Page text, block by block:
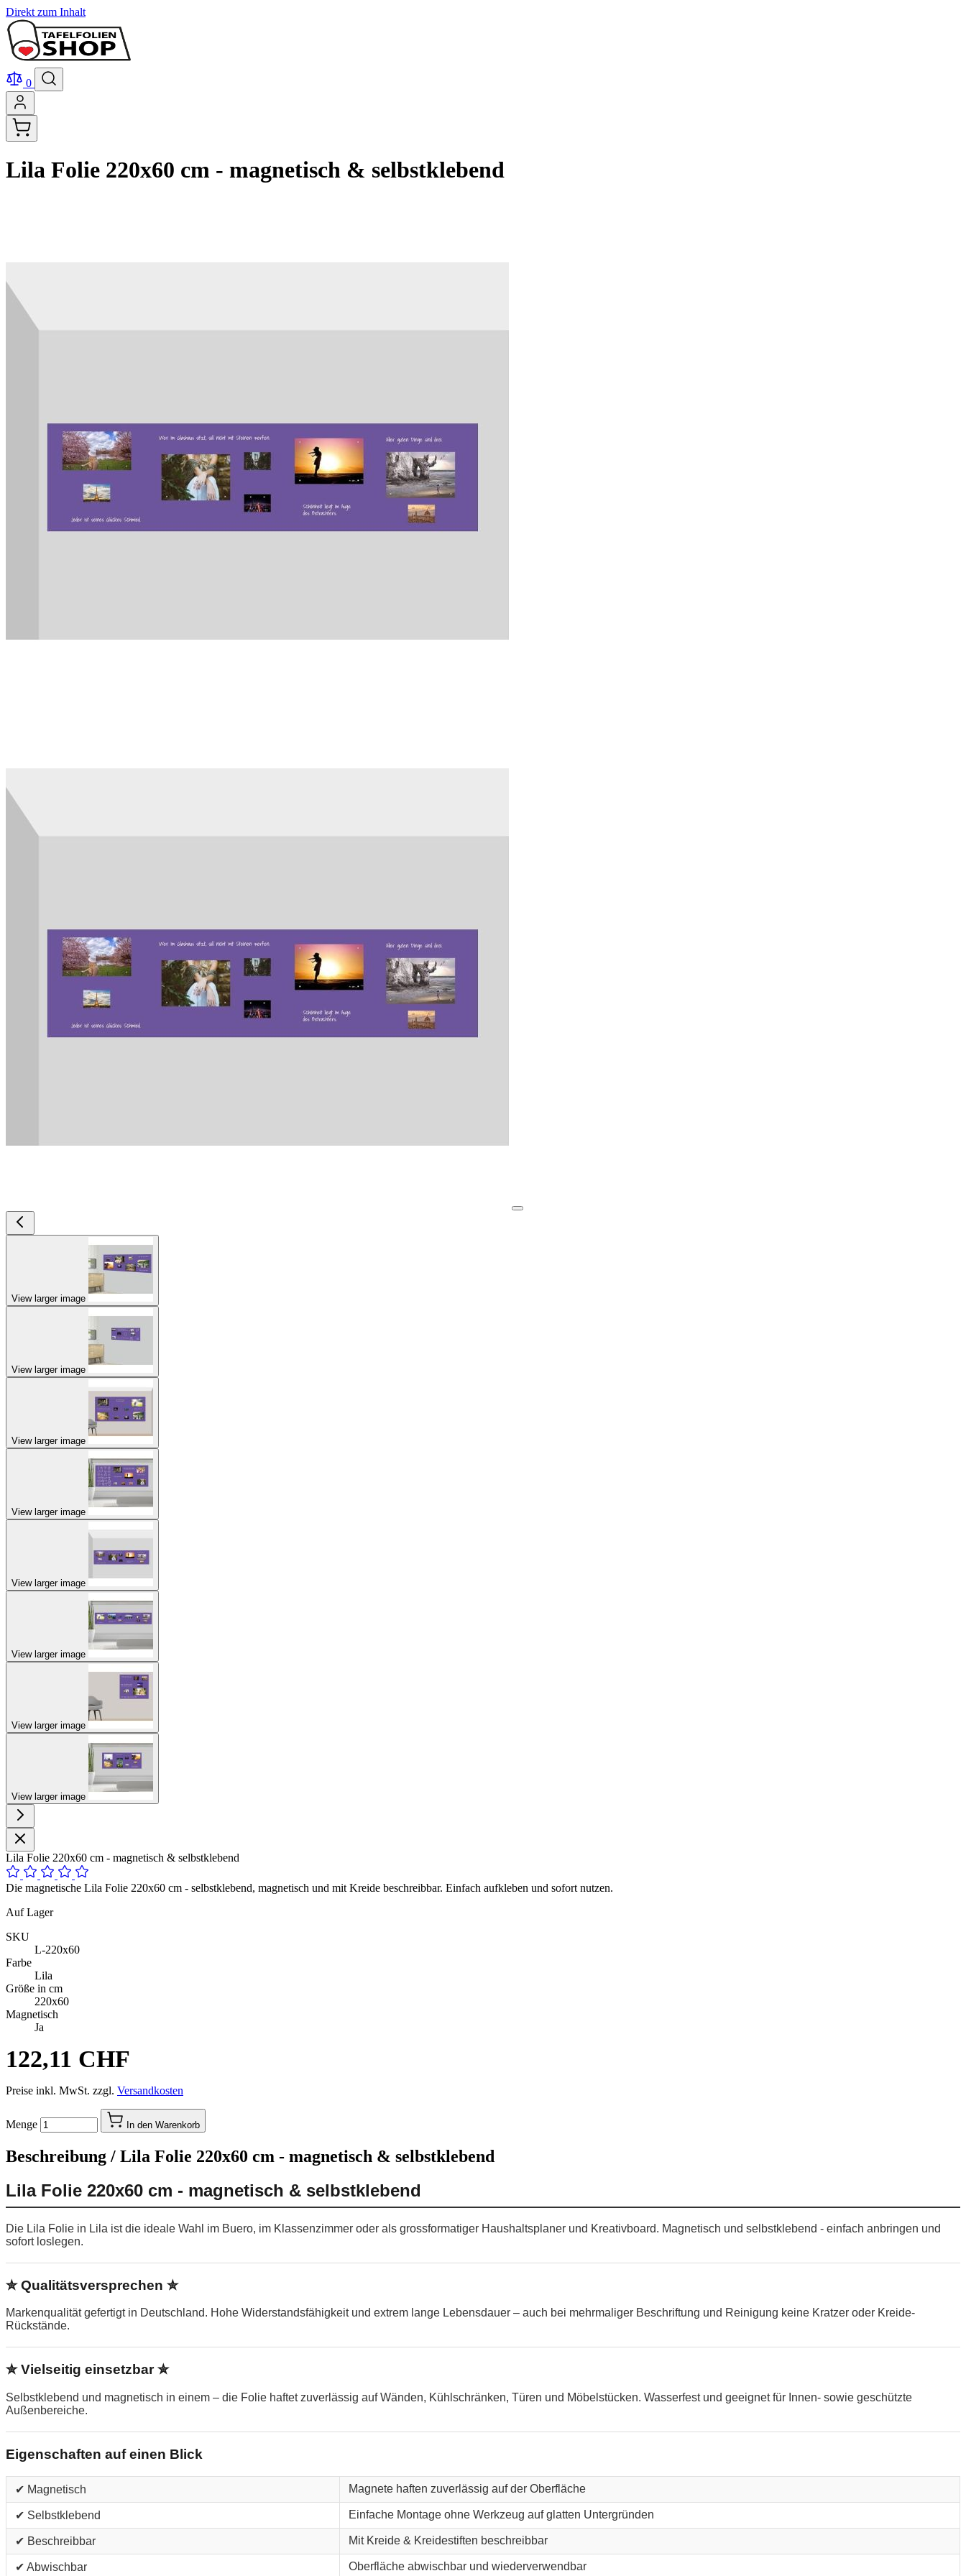
Direkt zum Inhalt
0
Lila Folie 220x60 cm - magnetisch & selbstklebend
View larger image
View larger image
View larger image
View larger image
View larger image
View larger image
View larger image
View larger image
Lila Folie 220x60 cm - magnetisch & selbstklebend
Die magnetische Lila Folie 220x60 cm - selbstklebend, magnetisch und mit Kreide beschreibbar. Einfach aufkleben und sofort nutzen.
Auf Lager
SKU
L-220x60
Farbe
Lila
Größe in cm
220x60
Magnetisch
Ja
122,11 CHF
Preise inkl. MwSt. zzgl. Versandkosten
Menge In den Warenkorb
Beschreibung / Lila Folie 220x60 cm - magnetisch & selbstklebend
Lila Folie 220x60 cm - magnetisch & selbstklebend
Die Lila Folie in Lila ist die ideale Wahl im Buero, im Klassenzimmer oder als grossformatiger Haushaltsplaner und Kreativboard. Magnetisch und selbstklebend - einfach anbringen und
sofort loslegen.
✮ Qualitätsversprechen ✮
Markenqualität gefertigt in Deutschland. Hohe Widerstandsfähigkeit und extrem lange Lebensdauer – auch bei mehrmaliger Beschriftung und Reinigung keine Kratzer oder Kreide-
Rückstände.
✮ Vielseitig einsetzbar ✮
Selbstklebend und magnetisch in einem – die Folie haftet zuverlässig auf Wänden, Kühlschränken, Türen und Möbelstücken. Wasserfest und geeignet für Innen- sowie geschützte
Außenbereiche.
Eigenschaften auf einen Blick
✔ Magnetisch Magnete haften zuverlässig auf der Oberfläche
✔ Selbstklebend Einfache Montage ohne Werkzeug auf glatten Untergründen
✔ Beschreibbar Mit Kreide & Kreidestiften beschreibbar
✔ Abwischbar Oberfläche abwischbar und wiederverwendbar